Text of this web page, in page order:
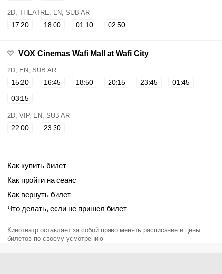
2D, THEATRE, EN, SUB AR
17:20 18:00 01:10 02:50
VOX Cinemas Wafi Mall at Wafi City
2D, EN, SUB AR
15:20 16:45 18:50 20:15 23:45
01:45
03:15
2D, VIP, EN, SUB AR
22:00 23:30
Как купить билет
Как пройти на сеанс
Как вернуть билет
Что делать, если не пришел билет
Кинотеатр оставляет за собой право менять расписание и цены
билетов по своему усмотрению